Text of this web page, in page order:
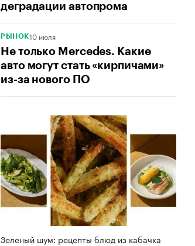
деградации автопрома
РЫНОК10 июля
Не только Mercedes. Какие
авто могут стать «кирпичами»
из-за нового ПО
Зеленый шум: рецепты блюд из кабачка